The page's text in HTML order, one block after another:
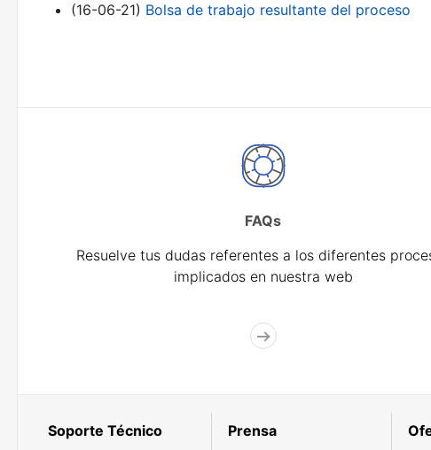
(16-06-21) Bolsa de trabajo resultante del proceso
FAQs
Resuelve tus dudas referentes a los diferentes
implicados en nuestra web
Soporte Técnico Prensa